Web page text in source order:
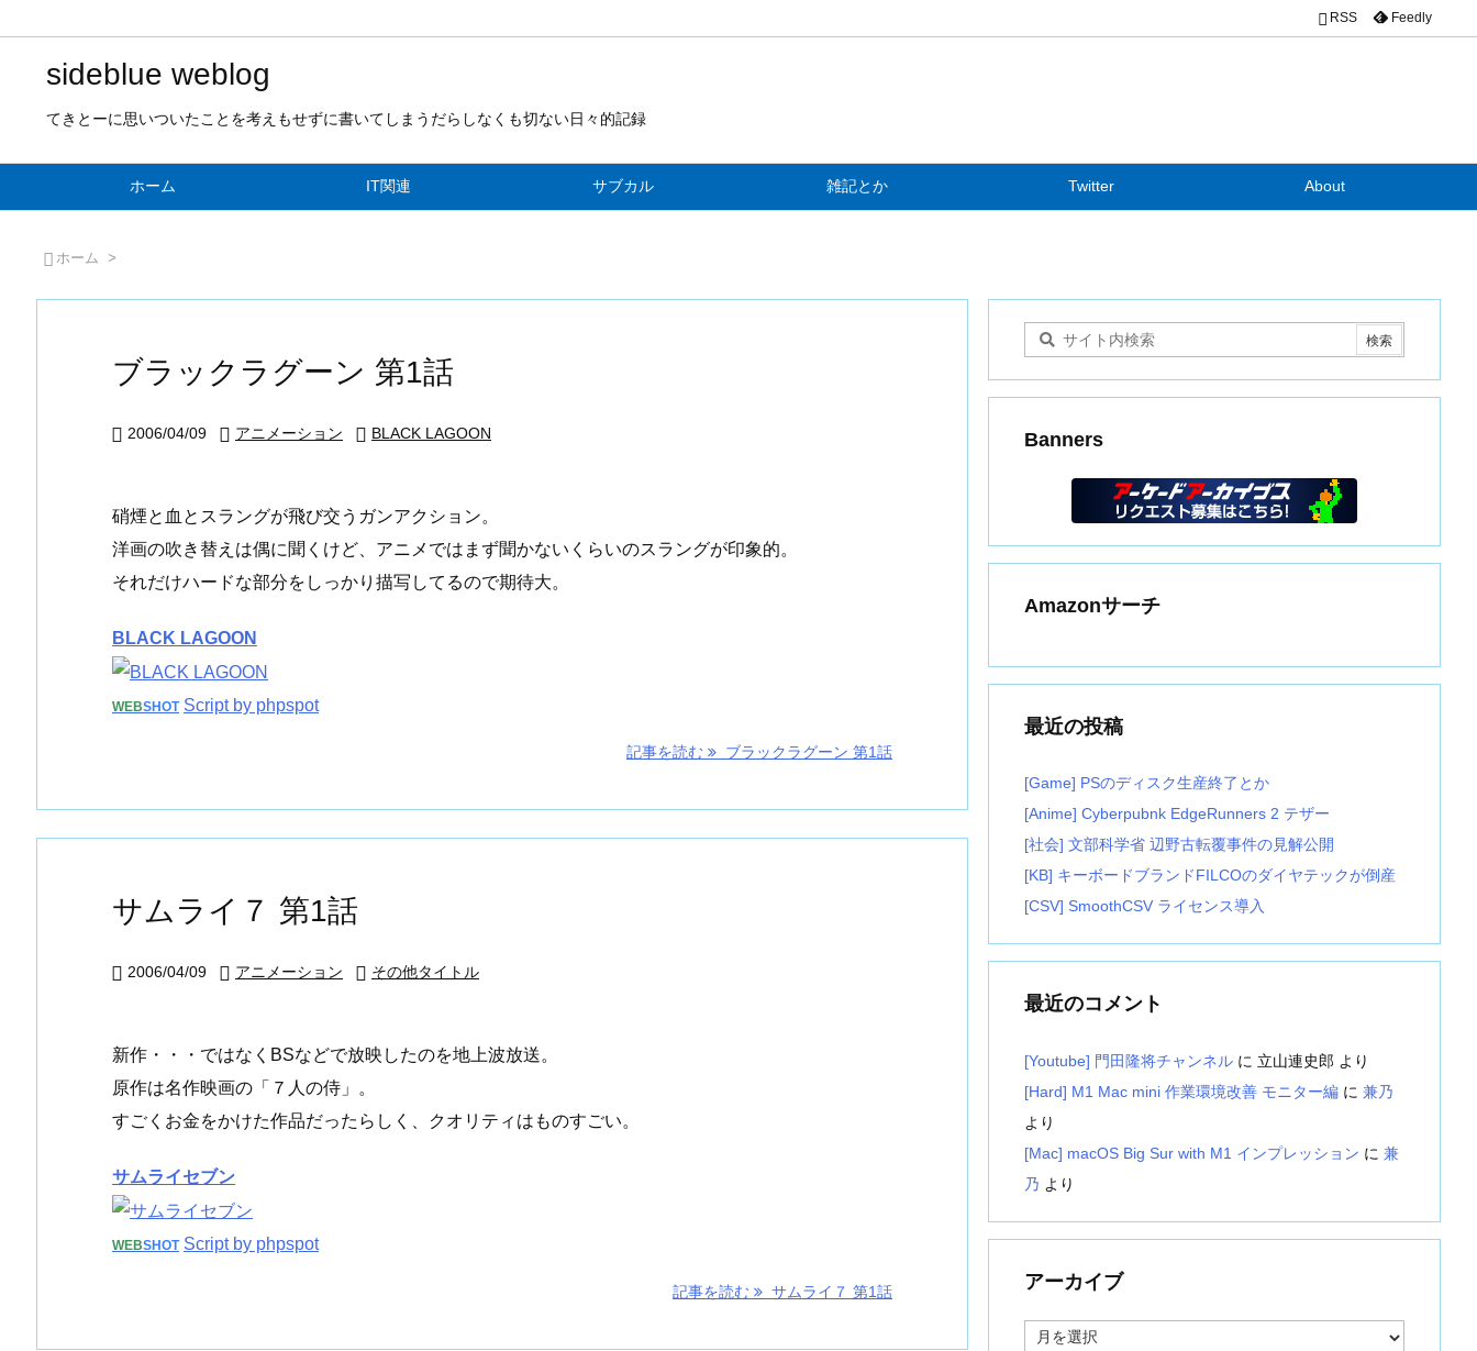
sideblue weblog
てきとーに思いついたことを考えもせずに書いてしまうだらしなくも切ない日々的記録
ホーム IT関連 サブカル 雑記とか Twitter About
 RSS Feedly
 ホーム >
ブラックラグーン 第1話
 2006/04/09  アニメーション  BLACK LAGOON
硝煙と血とスラングが飛び交うガンアクション。
洋画の吹き替えは偶に聞くけど、アニメではまず聞かないくらいのスラングが印象的。
それだけハードな部分をしっかり描写してるので期待大。
BLACK LAGOON
WEBSHOT Script by phpspot
記事を読む ブラックラグーン 第1話
サムライ７ 第1話
 2006/04/09  アニメーション  その他タイトル
新作・・・ではなくBSなどで放映したのを地上波放送。
原作は名作映画の「７人の侍」。
すごくお金をかけた作品だったらしく、クオリティはものすごい。
サムライセブン
WEBSHOT Script by phpspot
記事を読む サムライ７ 第1話
Banners
Amazonサーチ
最近の投稿
[Game] PSのディスク生産終了とか
[Anime] Cyberpubnk EdgeRunners 2 テザー
[社会] 文部科学省 辺野古転覆事件の見解公開
[KB] キーボードブランドFILCOのダイヤテックが倒産
[CSV] SmoothCSV ライセンス導入
最近のコメント
[Youtube] 門田隆将チャンネル に 立山連史郎 より
[Hard] M1 Mac mini 作業環境改善 モニター編 に 兼乃
より
[Mac] macOS Big Sur with M1 インプレッション に 兼
乃 より
アーカイブ